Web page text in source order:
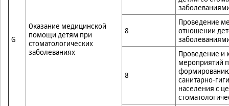
G
Оказание медицинской
помощи детям при
стоматологических
заболеваниях
8
Проведение
отношении
8
Проведение и
мероприятий
санитарно-
населения с